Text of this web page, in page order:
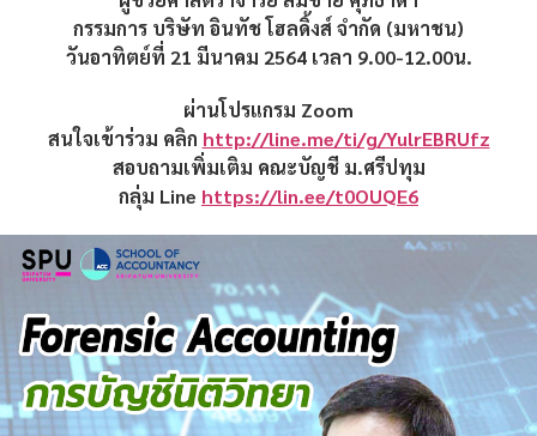
กรรมการ บริษัท อินทัช โฮลดิ้งส์ จำกัด (มหาชน)
วันอาทิตย์ที่ 21 มีนาคม 2564 เวลา 9.00-12.00น.
ผ่านโปรแกรม Zoom
สนใจเข้าร่วม คลิก http://line.me/ti/g/YulrEBRUfz
สอบถามเพิ่มเติม คณะบัญชี ม.ศรีปทุม
กลุ่ม Line https://lin.ee/t0OUQE6